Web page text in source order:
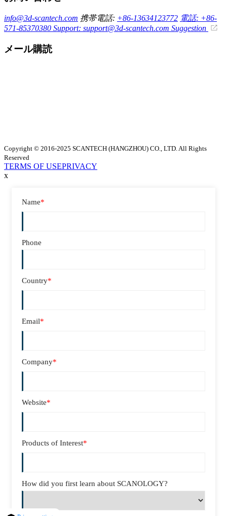
info@3d-scantech.com 携帯電話: +86-13634123772 電話: +86-
571-85370380 Support: support@3d-scantech.com Suggestion
メール購読
Copyright © 2016-2025 SCANTECH (HANGZHOU) CO., LTD. All Rights
Reserved
TERMS OF USEPRIVACY
x
Name*
Phone
Country*
Email*
Company*
Website*
Products of Interest*
How did you first learn about SCANOLOGY?